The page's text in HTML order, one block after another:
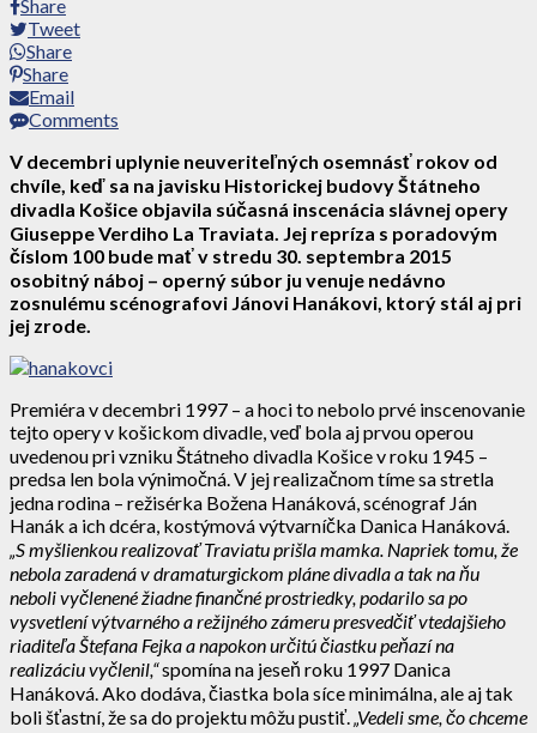
Share
Tweet
Share
Share
Email
Comments
V decembri uplynie neuveriteľných osemnásť rokov od
chvíle, keď sa na javisku Historickej budovy Štátneho
divadla Košice objavila súčasná inscenácia slávnej opery
Giuseppe Verdiho La Traviata. Jej repríza s poradovým
číslom 100 bude mať v stredu 30. septembra 2015
osobitný náboj – operný súbor ju venuje nedávno
zosnulému scénografovi Jánovi Hanákovi, ktorý stál aj pri
jej zrode.
Premiéra v decembri 1997 – a hoci to nebolo prvé inscenovanie
tejto opery v košickom divadle, veď bola aj prvou operou
uvedenou pri vzniku Štátneho divadla Košice v roku 1945 –
predsa len bola výnimočná. V jej realizačnom tíme sa stretla
jedna rodina – režisérka Božena Hanáková, scénograf Ján
Hanák a ich dcéra, kostýmová výtvarníčka Danica Hanáková.
„S myšlienkou realizovať Traviatu prišla mamka. Napriek tomu, že
nebola zaradená v dramaturgickom pláne divadla a tak na ňu
neboli vyčlenené žiadne finančné prostriedky, podarilo sa po
vysvetlení výtvarného a režijného zámeru presvedčiť vtedajšieho
riaditeľa Štefana Fejka a napokon určitú čiastku peňazí na
realizáciu vyčlenil,“spomína na jeseň roku 1997 Danica
Hanáková. Ako dodáva, čiastka bola síce minimálna, ale aj tak
boli šťastní, že sa do projektu môžu pustiť. „Vedeli sme, čo chceme